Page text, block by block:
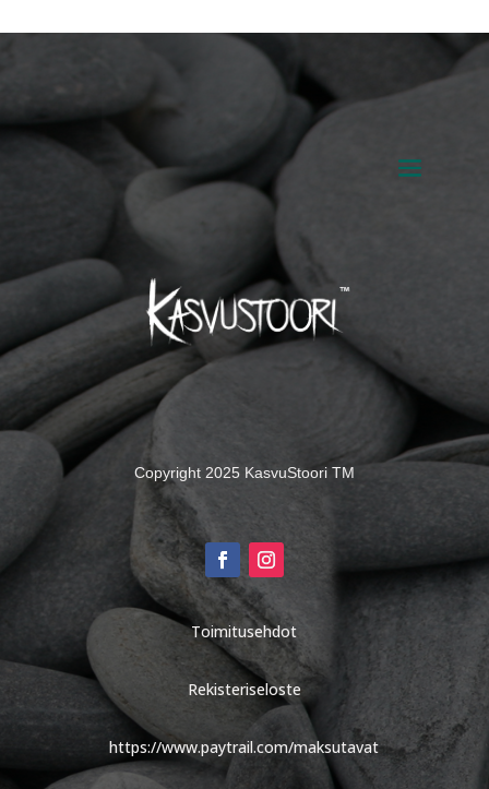
Copyright 2025 KasvuStoori TM
Toimitusehdot
Rekisteriseloste
https://www.paytrail.com/maksutavat